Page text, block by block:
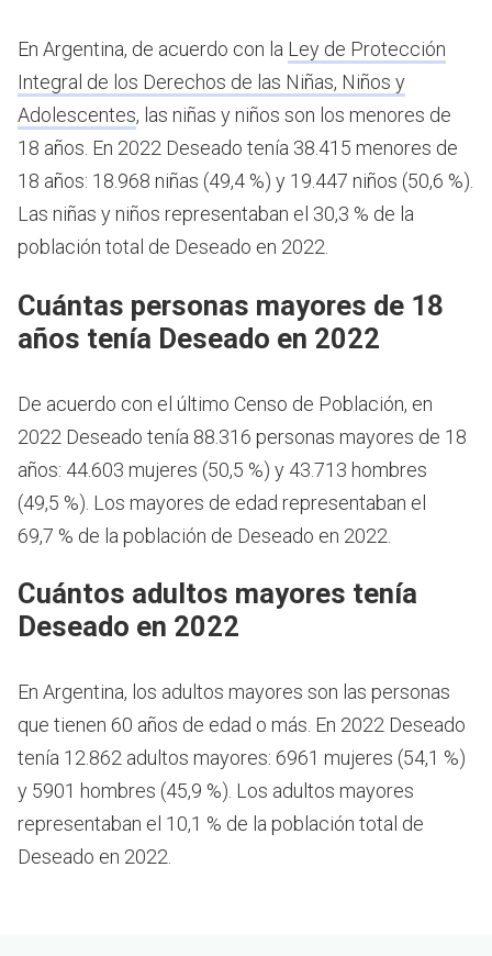
En Argentina, de acuerdo con la Ley de Protección
Integral de los Derechos de las Niñas, Niños y
Adolescentes, las niñas y niños son los menores de
18 años. En 2022 Deseado tenía 38.415 menores de
18 años: 18.968 niñas (49,4 %) y 19.447 niños (50,6 %).
Las niñas y niños representaban el 30,3 % de la
población total de Deseado en 2022.
Cuántas personas mayores de 18
años tenía Deseado en 2022
De acuerdo con el último Censo de Población, en
2022 Deseado tenía 88.316 personas mayores de 18
años: 44.603 mujeres (50,5 %) y 43.713 hombres
(49,5 %). Los mayores de edad representaban el
69,7 % de la población de Deseado en 2022.
Cuántos adultos mayores tenía
Deseado en 2022
En Argentina, los adultos mayores son las personas
que tienen 60 años de edad o más. En 2022 Deseado
tenía 12.862 adultos mayores: 6961 mujeres (54,1 %)
y 5901 hombres (45,9 %). Los adultos mayores
representaban el 10,1 % de la población total de
Deseado en 2022.